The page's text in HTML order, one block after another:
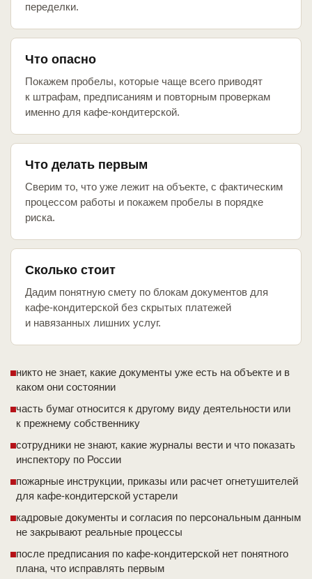
переделки.
Что опасно
Покажем пробелы, которые чаще всего приводят
к штрафам, предписаниям и повторным проверкам
именно для кафе-кондитерской.
Что делать первым
Сверим то, что уже лежит на объекте, с фактическим
процессом работы и покажем пробелы в порядке
риска.
Сколько стоит
Дадим понятную смету по блокам документов для
кафе-кондитерской без скрытых платежей
и навязанных лишних услуг.
никто не знает, какие документы уже есть на объекте и в
каком они состоянии
часть бумаг относится к другому виду деятельности или
к прежнему собственнику
сотрудники не знают, какие журналы вести и что показать
инспектору по России
пожарные инструкции, приказы или расчет огнетушителей
для кафе-кондитерской устарели
кадровые документы и согласия по персональным данным
не закрывают реальные процессы
после предписания по кафе-кондитерской нет понятного
плана, что исправлять первым